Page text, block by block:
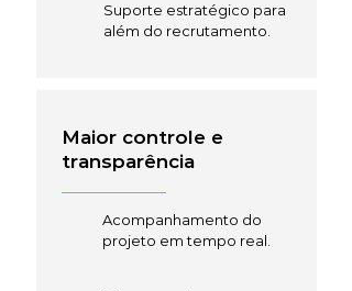
Suporte estratégico para
além do recrutamento.
Maior controle e
transparência
Acompanhamento do
projeto em tempo real.